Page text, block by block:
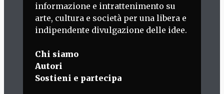
informazione e intrattenimento su
arte, cultura e società per una libera e
indipendente divulgazione delle idee.
Chi siamo
Autori
Sostieni e partecipa